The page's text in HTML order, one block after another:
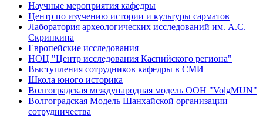
Научные мероприятия кафедры
Центр по изучению истории и культуры сарматов
Лаборатория археологических исследований им. А.С.
Скрипкина
Европейские исследования
НОЦ "Центр исследования Каспийского региона"
Выступления сотрудников кафедры в СМИ
Школа юного историка
Волгоградская международная модель ООН "VolgMUN"
Волгоградская Модель Шанхайской организации
сотрудничества